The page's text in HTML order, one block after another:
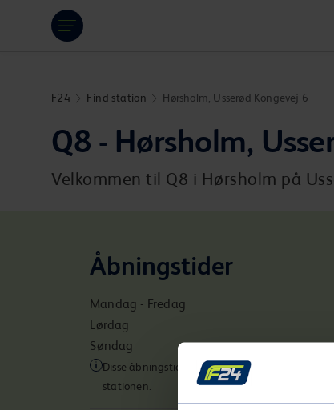
Hoppa över länk
F24 Find station Hørsholm, Usserød Kongevej 6
Q8 - Hørsholm,
Velkommen til Q8 i Hørsholm på
Åbningstider
Mandag - Fredag
Lørdag
Søndag
Disse åbningstider gælder muligvis ikke for alle
stationen.